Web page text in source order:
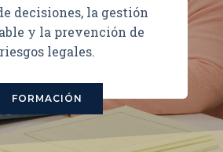
decisiones, la gestión
y la prevención de
riesgos legales.
FORMACIÓN